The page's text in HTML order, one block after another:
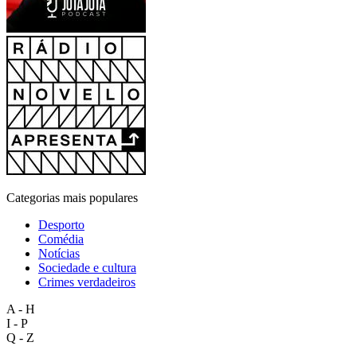
Categorias mais populares
Desporto
Comédia
Notícias
Sociedade e cultura
Crimes verdadeiros
A - H
I - P
Q - Z